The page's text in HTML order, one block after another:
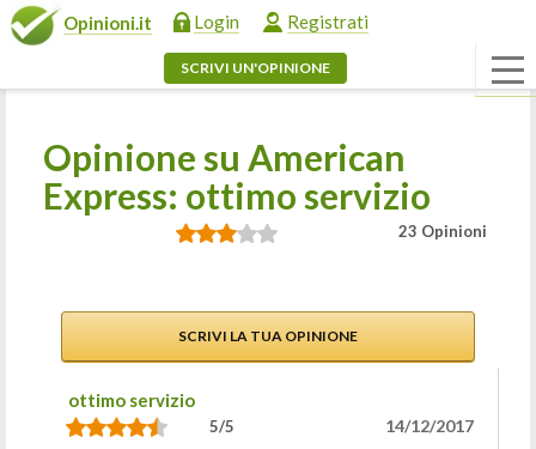
Opinioni.it Login Registrati
SCRIVI UN'OPINIONE
Opinione su American
Express: ottimo servizio
23 Opinioni
SCRIVI LA TUA OPINIONE
ottimo servizio
5/5 14/12/2017